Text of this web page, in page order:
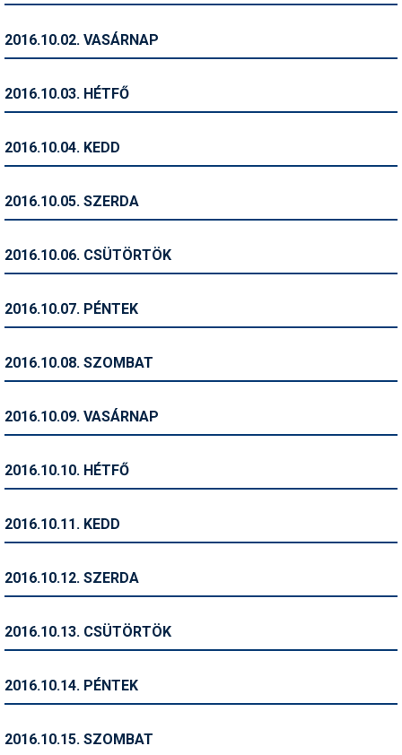
Ingatlan
Kerékpár
Magazinok
Pályázatok
Síbérletárak
Sífelszerelés
Símánia
2016.10.02. VASÁRNAP
2016.10.03. HÉTFŐ
2016.10.04. KEDD
2016.10.05. SZERDA
2016.10.06. CSÜTÖRTÖK
2016.10.07. PÉNTEK
2016.10.08. SZOMBAT
2016.10.09. VASÁRNAP
2016.10.10. HÉTFŐ
2016.10.11. KEDD
2016.10.12. SZERDA
2016.10.13. CSÜTÖRTÖK
2016.10.14. PÉNTEK
2016.10.15. SZOMBAT